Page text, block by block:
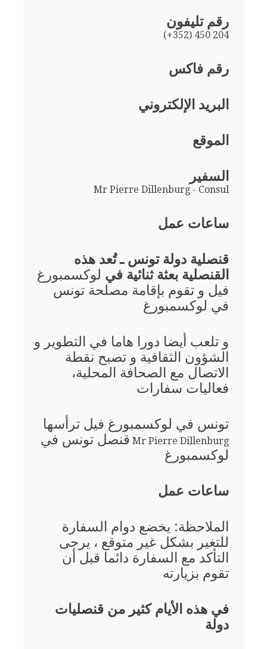
رقم تليفون
(+352) 450 204
رقم فاكس
البريد الإلكتروني
الموقع
السفير
Mr Pierre Dillenburg - Consul
ساعات عمل
قنصلية دولة تونس ـ تُعد هذه
القنصلية بعثة ثنائية في لوكسمبورغ
فيل و تقوم بإقامة مصلحة تونس
في لوكسمبورغ
و تلعب أيضا دورا هاما في التطوير و
الشؤون الثقافية و تصبح نقطة
الاتصال مع الصحافة المحلية،
فعاليات سفارات
تونس في لوكسمبورغ فيل ترأسها
Mr Pierre Dillenburg قنصل تونس في
لوكسمبورغ
ساعات عمل
الملاحظة: يخضع دوام السفارة
للتغير بشكل غير متوقع ، يرجى
التأكد مع السفارة دائما قبل أن
تقوم بزيارته
في هذه الأيام كثير من قنصليات
دولة